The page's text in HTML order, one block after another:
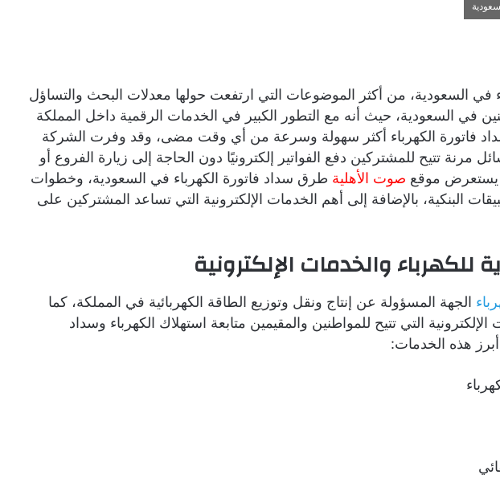
في السعودية، من أكثر الموضوعات التي ارتفعت حولها معدلات البحث والتساؤل
في السعودية، حيث أنه مع التطور الكبير في الخدمات الرقمية داخل المملكة
سداد فاتورة الكهرباء أكثر سهولة وسرعة من أي وقت مضى، وقد وفرت الشركة
مرنة تتيح للمشتركين دفع الفواتير إلكترونيًا دون الحاجة إلى زيارة الفروع أو
يستعرض موقع صوت الأهلية طرق سداد فاتورة الكهرباء في السعودية، وخطوات
البنكية، بالإضافة إلى أهم الخدمات الإلكترونية التي تساعد المشتركين على
والخدمات الإلكترونية
الجهة المسؤولة عن إنتاج ونقل وتوزيع الطاقة الكهربائية في المملكة، كما
التي تتيح للمواطنين والمقيمين متابعة استهلاك الكهرباء وسداد
هذه الخدمات: